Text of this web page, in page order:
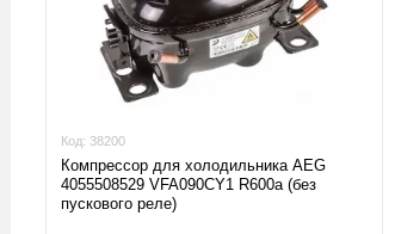
Код: 38200
Компрессор для холодильника AEG
4055508529 VFA090CY1 R600a (без
пускового реле)